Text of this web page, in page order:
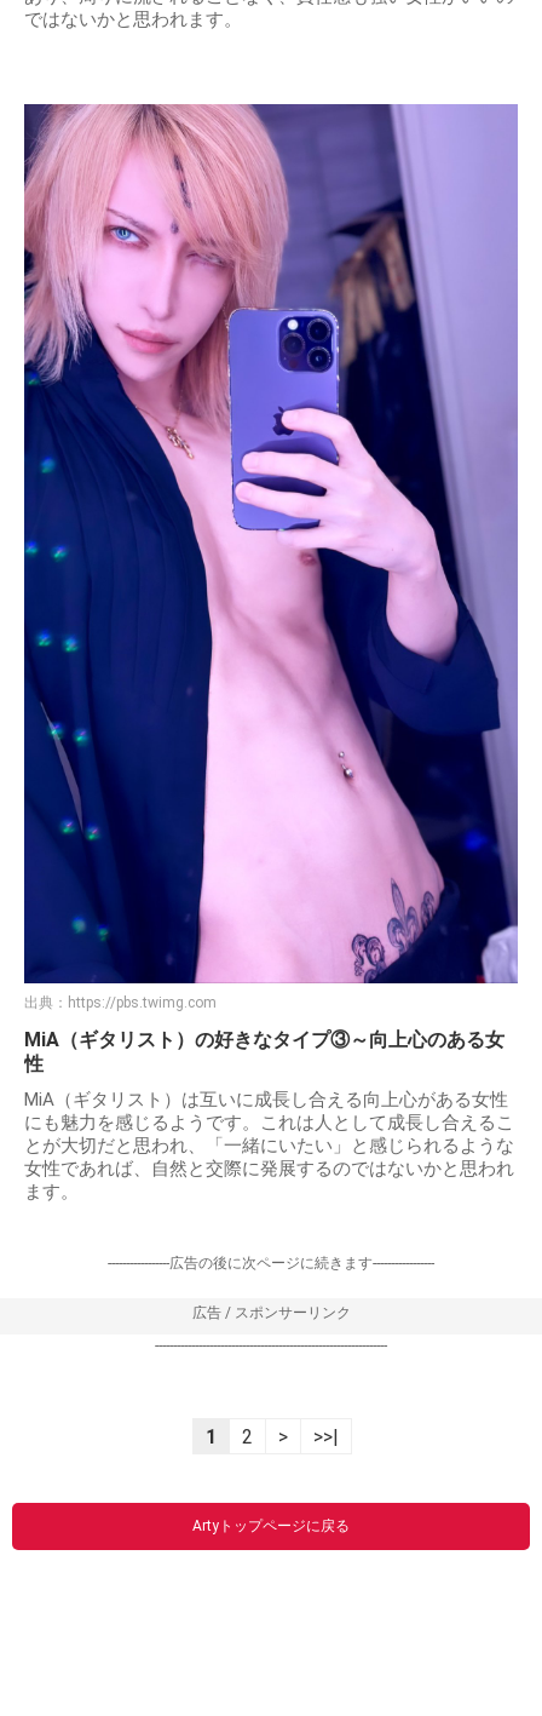
ではないかと思われます。
出典： https://pbs.twimg.com
MiA（ギタリスト）の好きなタイプ③～向上心のある女
性
MiA（ギタリスト）は互いに成長し合える向上心がある女性
にも魅力を感じるようです。これは人として成長し合えるこ
とが大切だと思われ、「一緒にいたい」と感じられるような
女性であれば、自然と交際に発展するのではないかと思われ
ます。
-----------------広告の後に次ページに続きます-----------------
広告 / スポンサーリンク
----------------------------------------------------------------
1 2 > >>|
Artyトップページに戻る